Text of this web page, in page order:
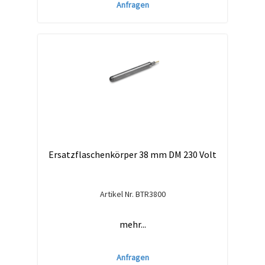
Anfragen
Ersatzflaschenkörper 38 mm DM 230 Volt
Artikel Nr. BTR3800
mehr...
Anfragen